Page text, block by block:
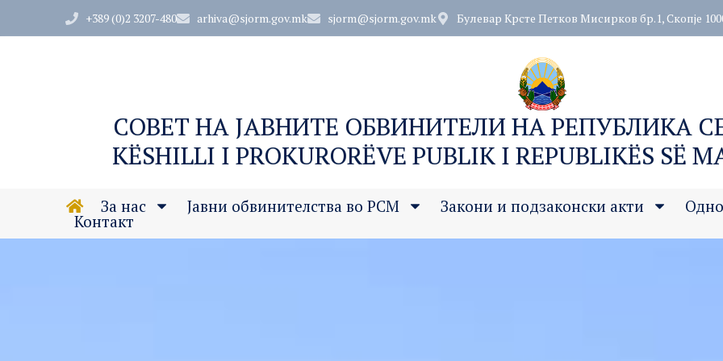
+389 (0)2 3207-480 arhiva@sjorm.gov.mk sjorm@sjorm.gov.mk Булевар Крсте Петков Мисирков бр.1, Скопје
СОВЕТ НА ЈАВНИТЕ ОБВИНИТЕЛИ НА РЕПУБЛИКА
KËSHILLI I PROKURORËVE PUBLIK I REPUBLIKËS SË
За нас Јавни обвинителства во РСМ Закони и подзаконски акти
Контакт